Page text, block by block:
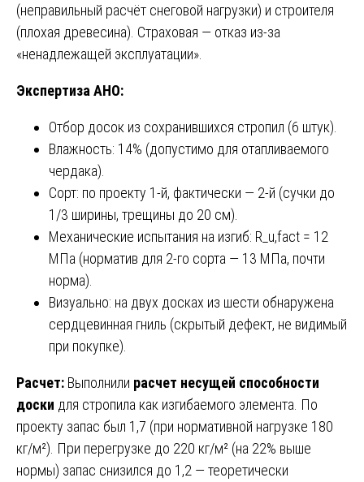
(неправильный расчёт снеговой нагрузки) и строителя
(плохая древесина). Страховая — отказ из-за
«ненадлежащей эксплуатации».
Экспертиза АНО:
Отбор досок из сохранившихся стропил (6 штук).
Влажность: 14% (допустимо для отапливаемого
чердака).
Сорт: по проекту 1-й, фактически — 2-й (сучки до
1/3 ширины, трещины до 20 см).
Механические испытания на изгиб: R_u,fact = 12
МПа (норматив для 2-го сорта — 13 МПа, почти
норма).
Визуально: на двух досках из шести обнаружена
сердцевинная гниль (скрытый дефект, не видимый
при покупке).
Расчет: Выполнили расчет несущей способности
доски для стропила как изгибаемого элемента. По
проекту запас был 1,7 (при нормативной нагрузке 180
кг/м²). При перегрузке до 220 кг/м² (на 22% выше
нормы) запас снизился до 1,2 — теоретически